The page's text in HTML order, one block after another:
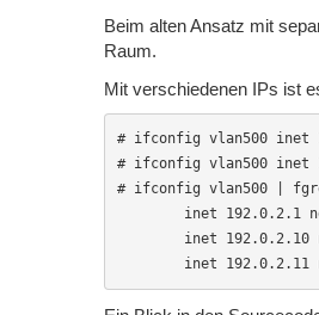
Beim alten Ansatz mit
Raum.
Mit verschiedenen IPs ist
# ifconfig vlan500 inet
# ifconfig vlan500 inet
# ifconfig vlan500 |
inet 192.0.2.1
inet 192.0.2.10
inet 192.0.2.11